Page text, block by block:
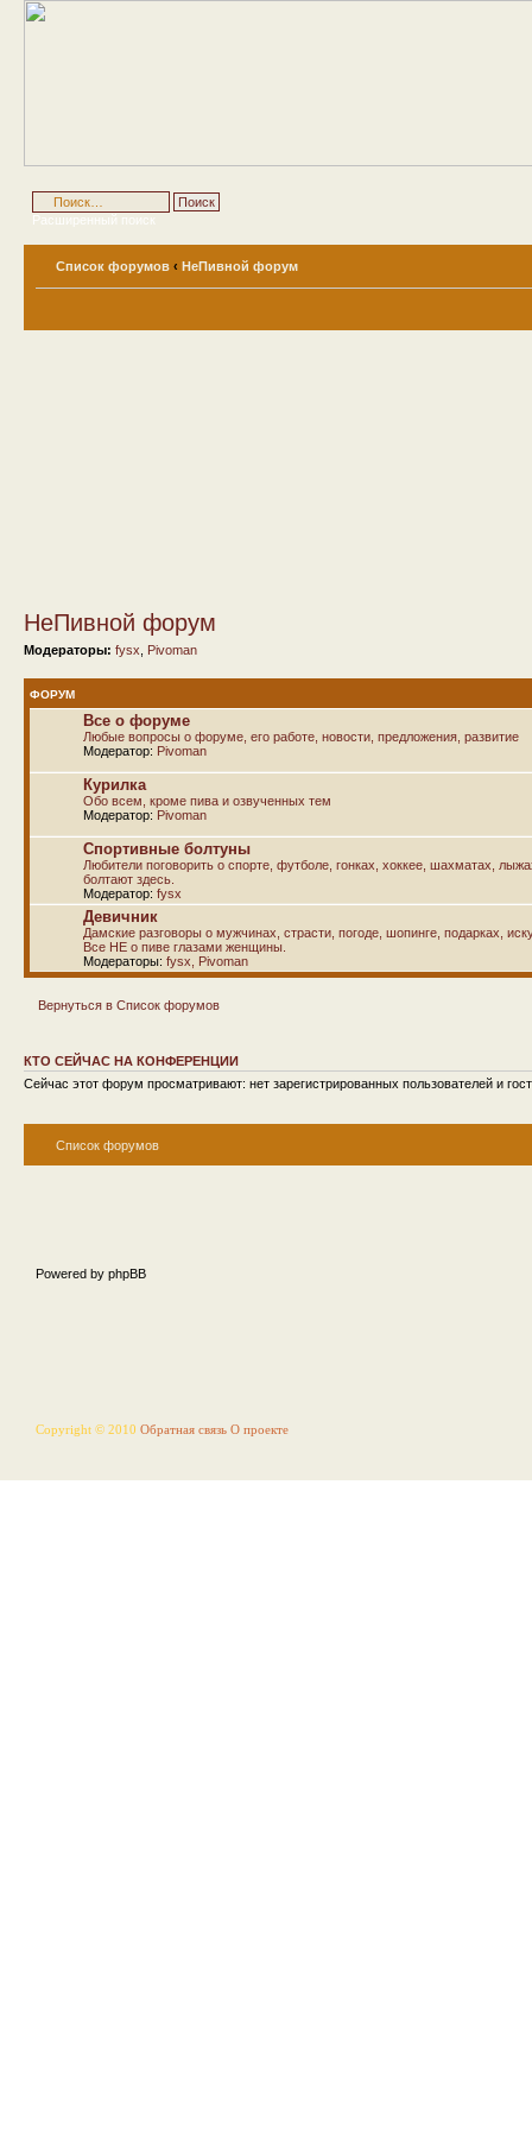
Расширенный поиск
Список форумов ‹ НеПивной форум
НеПивной форум
Модераторы: fysx Pivoman
ФОРУМ
Все о форуме
Любые вопросы о форуме, его работе, новости, предложения, развитие
Модератор: Pivoman
Курилка
Обо всем, кроме пива и озвученных тем
Модератор: Pivoman
Спортивные болтуны
Любители поговорить о спорте, футболе, гонках, хоккее, шахматах,
болтают здесь.
Модератор: fysx
Девичник
Дамские разговоры о мужчинах, страсти, погоде, шопинге, подарках,
Все НЕ о пиве глазами женщины.
Модераторы: fysx Pivoman
Вернуться в Список форумов
КТО СЕЙЧАС НА КОНФЕРЕНЦИИ
Сейчас этот форум просматривают: нет зарегистрированных пользователей и
Список форумов
Powered by phpBB
Copyright © 2010 Обратная связь О проекте